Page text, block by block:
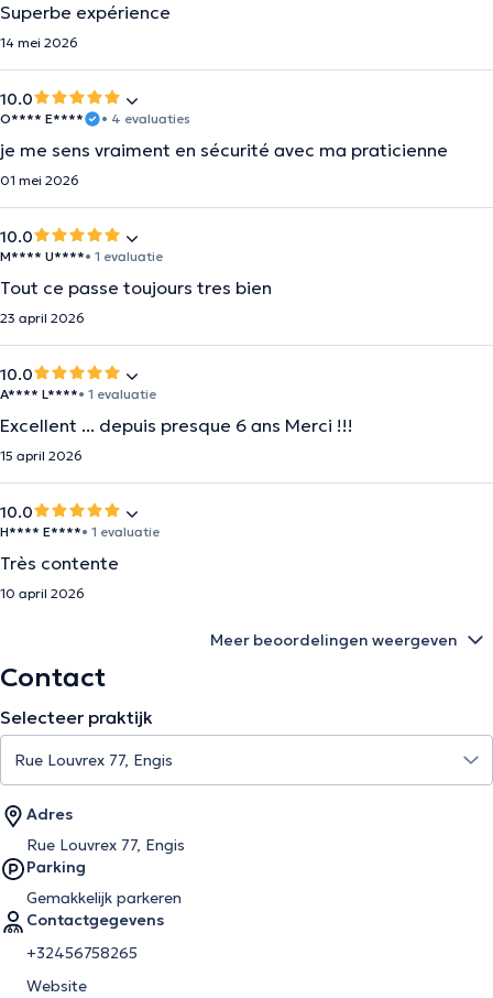
Superbe expérience
14 mei 2026
10.0
O**** E**** • 4 evaluaties
je me sens vraiment en sécurité avec ma praticienne
01 mei 2026
10.0
M**** U****• 1 evaluatie
Tout ce passe toujours tres bien
23 april 2026
10.0
A**** L****• 1 evaluatie
Excellent ... depuis presque 6 ans Merci !!!
15 april 2026
10.0
H**** E****• 1 evaluatie
Très contente
10 april 2026
Meer beoordelingen weergeven
Contact
Selecteer praktijk
Adres
Rue Louvrex 77, Engis
Parking
Gemakkelijk parkeren
Contactgegevens
+32456758265
Website